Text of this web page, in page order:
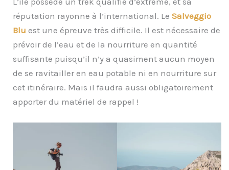
réputation rayonne à l’international. Le Salveggio
Blu est une épreuve très difficile. Il est nécessaire de
prévoir de l’eau et de la nourriture en quantité
suffisante puisqu’il n’y a quasiment aucun moyen
de se ravitailler en eau potable ni en nourriture sur
cet itinéraire. Mais il faudra aussi obligatoirement
apporter du matériel de rappel !